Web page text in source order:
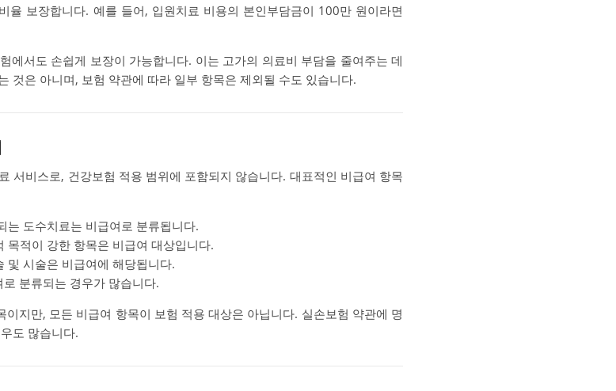
율 보장합니다. 예를 들어, 입원치료 비용의 본인부담금이 100만 원이라면
에서도 손쉽게 보장이 가능합니다. 이는 고가의 의료비 부담을 줄여주는 데
것은 아니며, 보험 약관에 따라 일부 항목은 제외될 수도 있습니다.
서비스로, 건강보험 적용 범위에 포함되지 않습니다. 대표적인 비급여 항목
는 도수치료는 비급여로 분류됩니다.
목적이 강한 항목은 비급여 대상입니다.
및 시술은 비급여에 해당됩니다.
분류되는 경우가 많습니다.
지만, 모든 비급여 항목이 보험 적용 대상은 아닙니다. 실손보험 약관에 명
도 많습니다.